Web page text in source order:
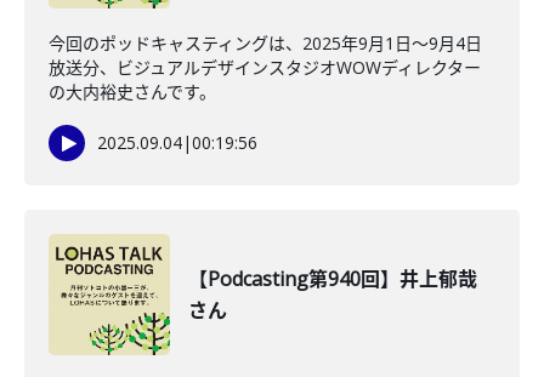
今回のポッドキャスティングは、2025年9月1日〜9月4日
放送分、ビジュアルデザインスタジオWOWディレクター
の大内裕史さんです。
2025.09.04|00:19:56
【Podcasting第940回】井上郁哉
さん